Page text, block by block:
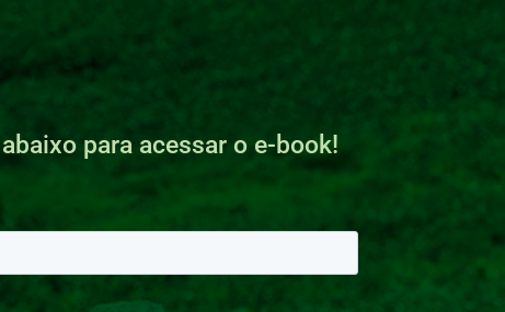
para acessar o e-book!